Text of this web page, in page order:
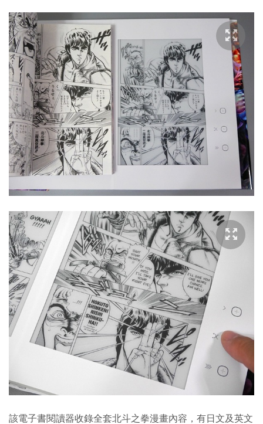
該電子書閱讀器收錄全套北斗之拳漫畫內容，有日文及英文